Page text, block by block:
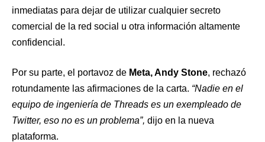
inmediatas para dejar de utilizar cualquier secreto
comercial de la red social u otra información altamente
confidencial.
Por su parte, el portavoz de Meta, Andy Stone, rechazó
rotundamente las afirmaciones de la carta. “Nadie en el
equipo de ingeniería de Threads es un exempleado de
Twitter, eso no es un problema”, dijo en la nueva
plataforma.